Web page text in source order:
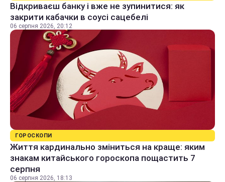
Відкриваєш банку і вже не зупинитися: як
закрити кабачки в соусі сацебелі
06 серпня 2026, 20:12
ГОРОСКОПИ
Життя кардинально зміниться на краще: яким
знакам китайського гороскопа пощастить 7
серпня
06 серпня 2026, 18:13